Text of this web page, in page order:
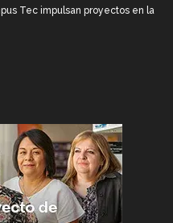
Tec impulsan proyectos en la